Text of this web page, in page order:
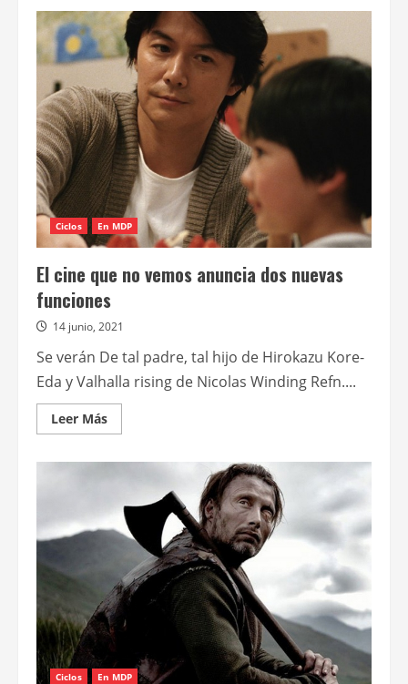
Hirokazu
Kore-
eda
desarrolla
una
película
y
una
serie
para
Netflix
Ciclos En MDP
El cine que no vemos anuncia dos nuevas
funciones
14 junio, 2021
Se verán De tal padre, tal hijo de Hirokazu Kore-
Eda y Valhalla rising de Nicolas Winding Refn....
Leer MásLeer
más
no
vemos
anuncia
nuevas
funciones
Ciclos En MDP